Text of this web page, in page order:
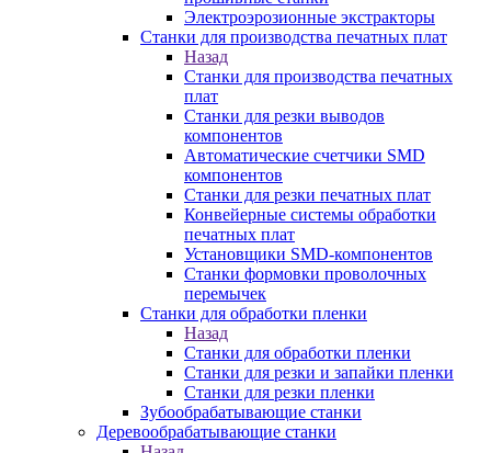
Электроэрозионные экстракторы
Станки для производства печатных плат
Назад
Станки для производства печатных
плат
Станки для резки выводов
компонентов
Автоматические счетчики SMD
компонентов
Станки для резки печатных плат
Конвейерные системы обработки
печатных плат
Установщики SMD-компонентов
Станки формовки проволочных
перемычек
Станки для обработки пленки
Назад
Станки для обработки пленки
Станки для резки и запайки пленки
Станки для резки пленки
Зубообрабатывающие станки
Деревообрабатывающие станки